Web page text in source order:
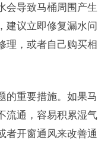
会导致马桶周围产生
建议立即修复漏水问
理，或者自己购买相
的重要措施。如果马
流通，容易积累湿气
者开窗通风来改善通